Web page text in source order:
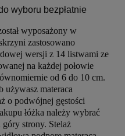
wyboru bezpłatnie
wyposażony w
zastosowano
wersji z 14 listwami ze
na każdej połowie
od 6 do 10 cm.
używasz materaca
o podwójnej gęstości
łóżka należy wybrać
strony. Stelaż